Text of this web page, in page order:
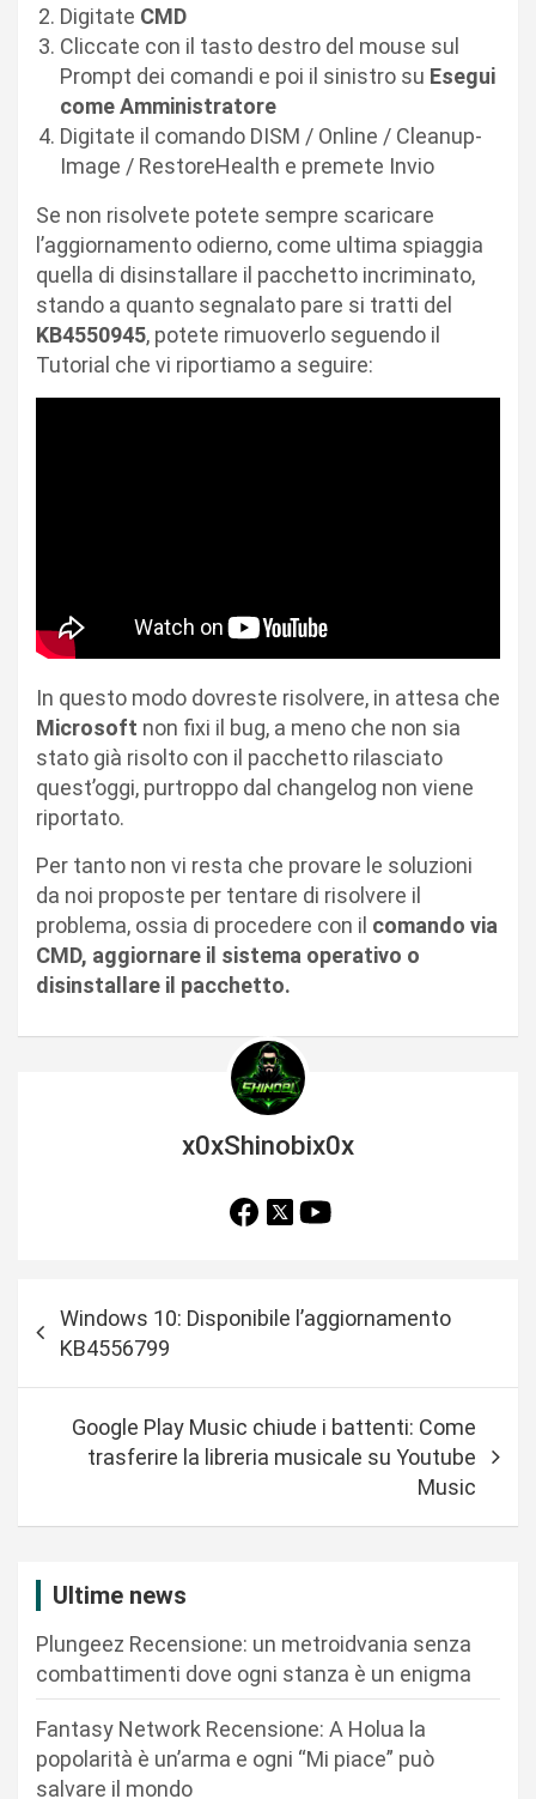
Digitate CMD
Cliccate con il tasto destro del mouse sul
Prompt dei comandi e poi il sinistro su Esegui
come Amministratore
Digitate il comando DISM / Online / Cleanup-
Image / RestoreHealth e premete Invio
Se non risolvete potete sempre scaricare
l’aggiornamento odierno, come ultima spiaggia
quella di disinstallare il pacchetto incriminato,
stando a quanto segnalato pare si tratti del
KB4550945, potete rimuoverlo seguendo il
Tutorial che vi riportiamo a seguire:
In questo modo dovreste risolvere, in attesa che
Microsoft non fixi il bug, a meno che non sia
stato già risolto con il pacchetto rilasciato
quest’oggi, purtroppo dal changelog non viene
riportato.
Per tanto non vi resta che provare le soluzioni
da noi proposte per tentare di risolvere il
problema, ossia di procedere con il comando via
CMD, aggiornare il sistema operativo o
disinstallare il pacchetto.
x0xShinobix0x
z
Windows 10: Disponibile l’aggiornamento
KB4556799
Google Play Music chiude i battenti: Come
trasferire la libreria musicale su Youtube
Music
Ultime news
Plungeez Recensione: un metroidvania senza
combattimenti dove ogni stanza è un enigma
Fantasy Network Recensione: A Holua la
popolarità è un’arma e ogni “Mi piace” può
salvare il mondo